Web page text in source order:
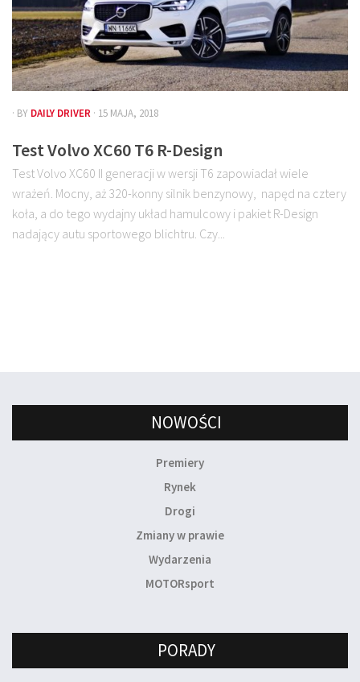
Auto z niemiec
Galerie
· BY DAILY DRIVER · 15 MAJA, 2018
Test Volvo XC60 T6 R-Design
Test Volvo XC60 II generacji w wersji T6 zapowiadał wiele
wrażeń. Mocny, aż 320-konny silnik benzynowy, napęd na cztery
koła, a do tego wydajny układ hamulcowy i pakiet R-Design
nadający autu sportowego blichtru. Czy...
NOWOŚCI
Premiery
Rynek
Drogi
Zmiany w prawie
Wydarzenia
MOTORsport
PORADY